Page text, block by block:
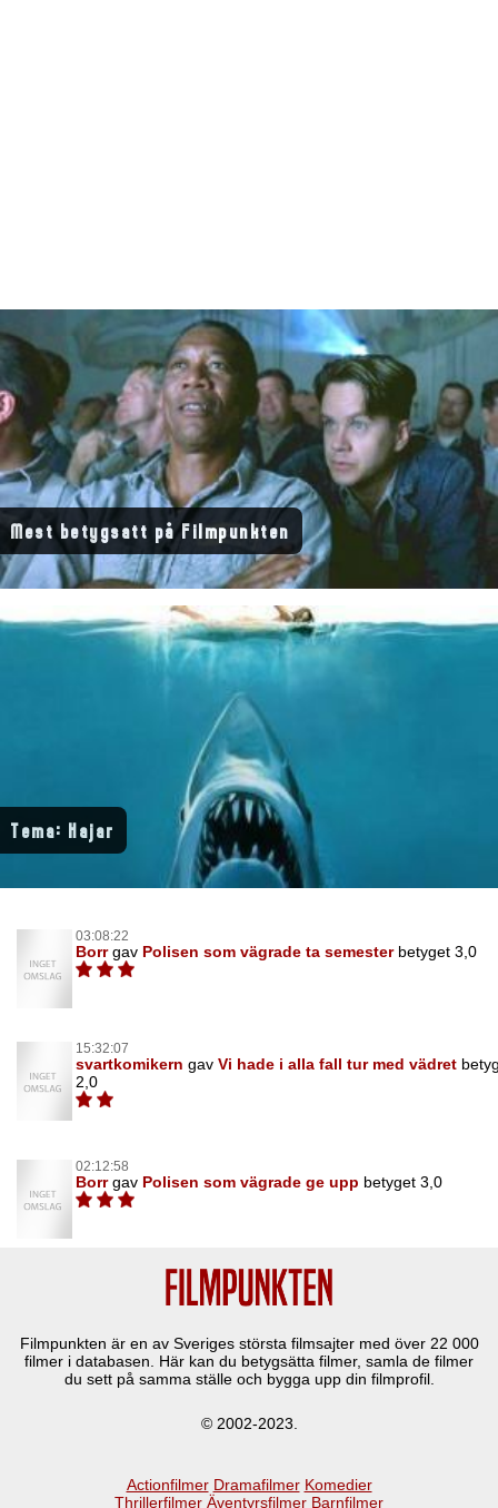
Mest betygsatt på Filmpunkten
Tema: Hajar
03:08:22
Borrgav Polisen som vägrade ta semester betyget 3,0
15:32:07
svartkomikern gav Vi hade i alla fall tur med vädret
2,0
02:12:58
Borrgav Polisen som vägrade ge upp betyget 3,0
Filmpunkten är en av Sveriges största filmsajter med över 22 000
filmer i databasen. Här kan du betygsätta filmer, samla de filmer
du sett på samma ställe och bygga upp din filmprofil.
© 2002-2023.
Actionfilmer Dramafilmer Komedier
Thrillerfilmer Äventyrsfilmer Barnfilmer